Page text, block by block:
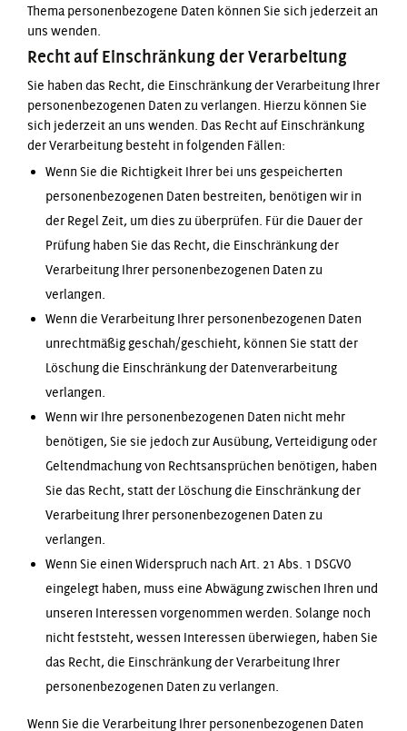
Thema personenbezogene Daten können Sie sich jederzeit an
uns wenden.
Recht auf Einschränkung der Verarbeitung
Sie haben das Recht, die Einschränkung der Verarbeitung Ihrer
personenbezogenen Daten zu verlangen. Hierzu können Sie
sich jederzeit an uns wenden. Das Recht auf Einschränkung
der Verarbeitung besteht in folgenden Fällen:
Wenn Sie die Richtigkeit Ihrer bei uns gespeicherten
personenbezogenen Daten bestreiten, benötigen wir in
der Regel Zeit, um dies zu überprüfen. Für die Dauer der
Prüfung haben Sie das Recht, die Einschränkung der
Verarbeitung Ihrer personenbezogenen Daten zu
verlangen.
Wenn die Verarbeitung Ihrer personenbezogenen Daten
unrechtmäßig geschah/geschieht, können Sie statt der
Löschung die Einschränkung der Datenverarbeitung
verlangen.
Wenn wir Ihre personenbezogenen Daten nicht mehr
benötigen, Sie sie jedoch zur Ausübung, Verteidigung oder
Geltendmachung von Rechtsansprüchen benötigen, haben
Sie das Recht, statt der Löschung die Einschränkung der
Verarbeitung Ihrer personenbezogenen Daten zu
verlangen.
Wenn Sie einen Widerspruch nach Art. 21 Abs. 1 DSGVO
eingelegt haben, muss eine Abwägung zwischen Ihren und
unseren Interessen vorgenommen werden. Solange noch
nicht feststeht, wessen Interessen überwiegen, haben Sie
das Recht, die Einschränkung der Verarbeitung Ihrer
personenbezogenen Daten zu verlangen.
Wenn Sie die Verarbeitung Ihrer personenbezogenen Daten